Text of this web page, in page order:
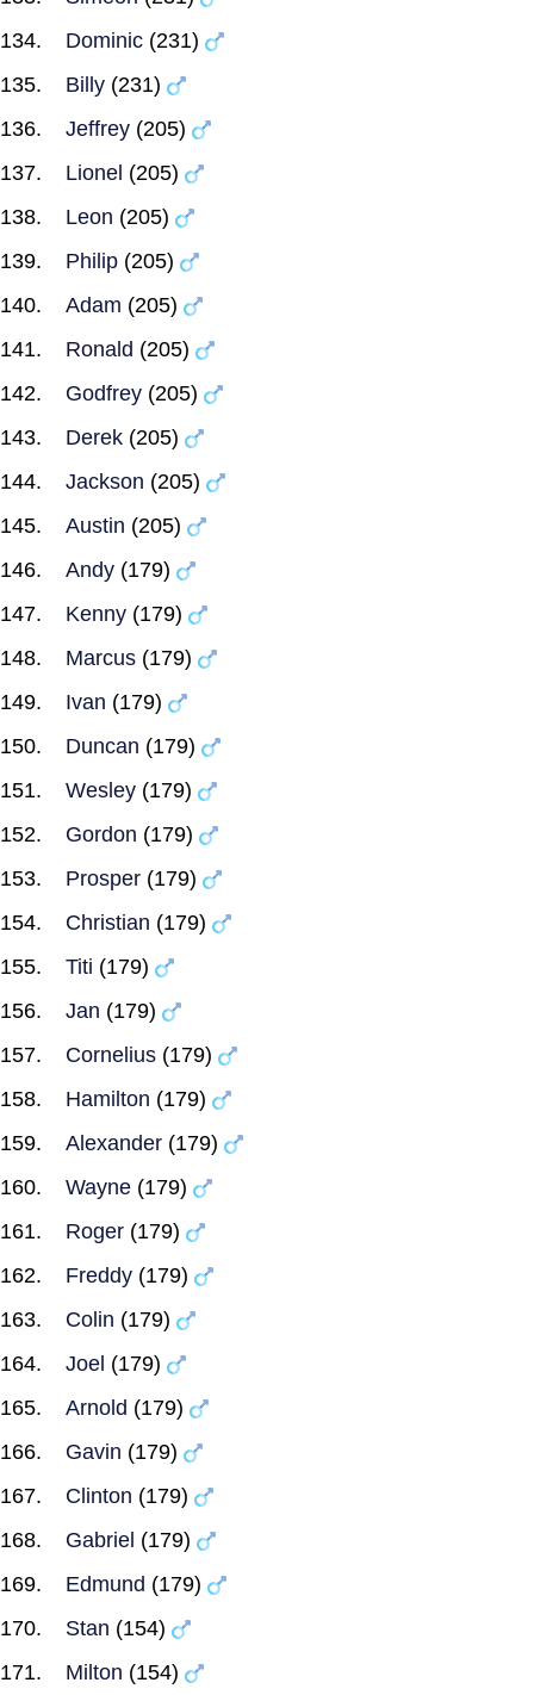
Dominic (231)
Billy (231)
Jeffrey (205)
Lionel (205)
Leon (205)
Philip (205)
Adam (205)
Ronald (205)
Godfrey (205)
Derek (205)
Jackson (205)
Austin (205)
Andy (179)
Kenny (179)
Marcus (179)
Ivan (179)
Duncan (179)
Wesley (179)
Gordon (179)
Prosper (179)
Christian (179)
Titi (179)
Jan (179)
Cornelius (179)
Hamilton (179)
Alexander (179)
Wayne (179)
Roger (179)
Freddy (179)
Colin (179)
Joel (179)
Arnold (179)
Gavin (179)
Clinton (179)
Gabriel (179)
Edmund (179)
Stan (154)
Milton (154)